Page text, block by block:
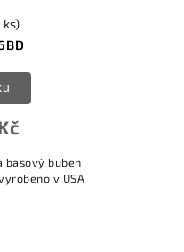
ks)
basový buben
v USA